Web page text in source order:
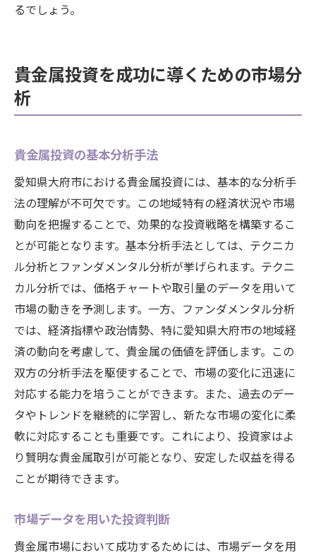
るでしょう。
貴金属投資を成功に導くための市場分
析
貴金属投資の基本分析手法
愛知県大府市における貴金属投資には、基本的な分析手
法の理解が不可欠です。この地域特有の経済状況や市場
動向を把握することで、効果的な投資戦略を構築するこ
とが可能となります。基本分析手法としては、テクニカ
ル分析とファンダメンタル分析が挙げられます。テクニ
カル分析では、価格チャートや取引量のデータを用いて
市場の動きを予測します。一方、ファンダメンタル分析
では、経済指標や政治情勢、特に愛知県大府市の地域経
済の動向を考慮して、貴金属の価値を評価します。この
双方の分析手法を駆使することで、市場の変化に迅速に
対応する能力を培うことができます。また、過去のデー
タやトレンドを継続的に学習し、新たな市場の変化に柔
軟に対応することも重要です。これにより、投資家はよ
り賢明な貴金属取引が可能となり、安定した収益を得る
ことが期待できます。
市場データを用いた投資判断
貴金属市場において成功するためには、市場データを用